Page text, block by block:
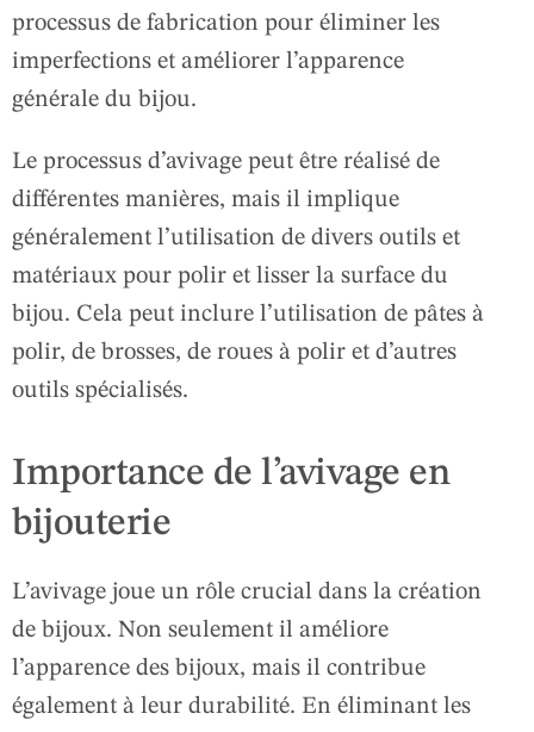
processus de fabrication pour éliminer les
imperfections et améliorer l’apparence
générale du bijou.
Le processus d’avivage peut être réalisé de
différentes manières, mais il implique
généralement l’utilisation de divers outils et
matériaux pour polir et lisser la surface du
bijou. Cela peut inclure l’utilisation de pâtes à
polir, de brosses, de roues à polir et d’autres
outils spécialisés.
Importance de l’avivage en
bijouterie
L’avivage joue un rôle crucial dans la création
de bijoux. Non seulement il améliore
l’apparence des bijoux, mais il contribue
également à leur durabilité. En éliminant les